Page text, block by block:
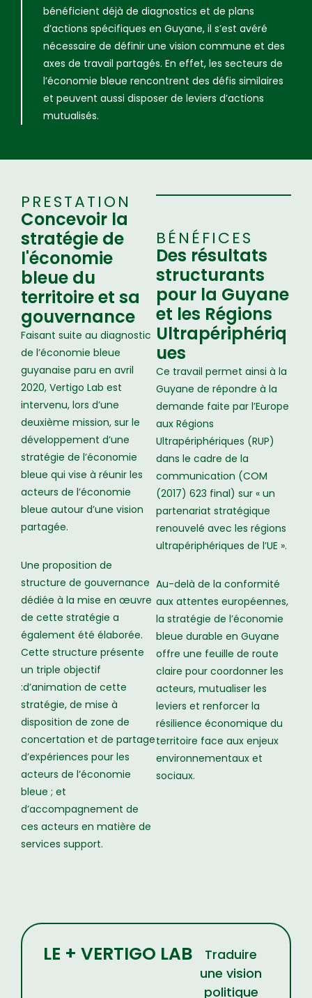
bénéficient déjà de diagnostics et de plans
d’actions spécifiques en Guyane, il s’est avéré
nécessaire de définir une vision commune et des
axes de travail partagés. En effet, les secteurs de
l’économie bleue rencontrent des défis similaires
et peuvent aussi disposer de leviers d’actions
mutualisés.
PRESTATION
Concevoir la
stratégie de
l'économie
bleue du
territoire et sa
gouvernance
Faisant suite au diagnostic
de l’économie bleue
guyanaise paru en avril
2020, Vertigo Lab est
intervenu, lors d’une
deuxième mission, sur le
développement d’une
stratégie de l’économie
bleue qui vise à réunir les
acteurs de l’économie
bleue autour d’une vision
partagée.
Une proposition de
structure de gouvernance
dédiée à la mise en œuvre
de cette stratégie a
également été élaborée.
Cette structure présente
un triple objectif
:d’animation de cette
stratégie, de mise à
disposition de zone de
concertation et de partage
d’expériences pour les
acteurs de l’économie
bleue ; et
d’accompagnement de
ces acteurs en matière de
services support.
BÉNÉFICES
Des résultats
structurants
pour la Guyane
et les Régions
Ultrapériphériq
ues
Ce travail permet ainsi à la
Guyane de répondre à la
demande faite par l’Europe
aux Régions
Ultrapériphériques (RUP)
dans le cadre de la
communication (COM
(2017) 623 final) sur « un
partenariat stratégique
renouvelé avec les régions
ultrapériphériques de l’UE ».
Au-delà de la conformité
aux attentes européennes,
la stratégie de l’économie
bleue durable en Guyane
offre une feuille de route
claire pour coordonner les
acteurs, mutualiser les
leviers et renforcer la
résilience économique du
territoire face aux enjeux
environnementaux et
sociaux.
LE + VERTIGO LAB
Traduire
une vision
politique